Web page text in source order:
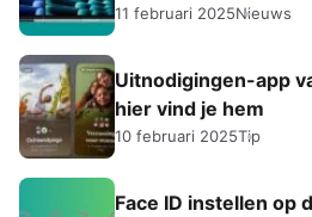
11 februari 2025Nieuws
Uitnodigingen-app
hier vind je hem
10 februari 2025Tip
Face ID instellen op